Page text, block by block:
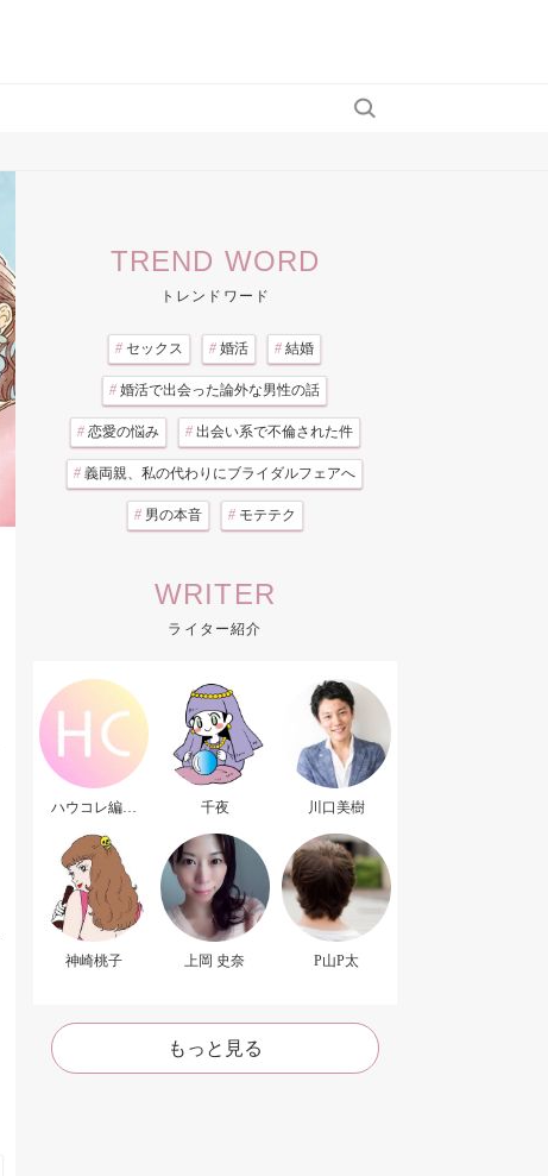
TREND WORD
トレンドワード
# セックス # 婚活 # 結婚
# 婚活で出会った論外な男性の話
# 恋愛の悩み # 出会い系で不倫された件
# 義両親、私の代わりにブライダルフェアへ
# 男の本音 # モテテク
WRITER
ライター紹介
ハウコレ編集
千夜 川口美樹
神崎桃子 上岡 史奈 P山P太
もっと見る